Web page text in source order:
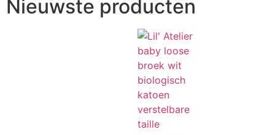
Nieuwste producten